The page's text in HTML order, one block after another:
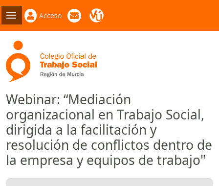
Acceso
Webinar: “Mediación
organizacional en Trabajo Social,
dirigida a la facilitación y
resolución de conflictos dentro de
la empresa y equipos de trabajo"